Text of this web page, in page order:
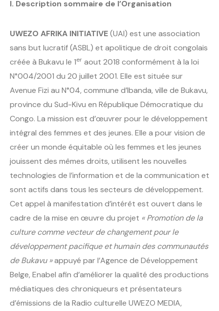
I. Description sommaire de l’Organisation
UWEZO AFRIKA INITIATIVE(UAI) est une association
sans but lucratif (ASBL) et apolitique de droit congolais
créée à Bukavu le 1er aout 2018 conformément à la loi
N°004/2001 du 20 juillet 2001. Elle est située sur
Avenue Fizi au N°04, commune d’Ibanda, ville de Bukavu,
province du Sud-Kivu en République Démocratique du
Congo. La mission est d’œuvrer pour le développement
intégral des femmes et des jeunes. Elle a pour vision de
créer un monde équitable où les femmes et les jeunes
jouissent des mêmes droits, utilisent les nouvelles
technologies de l’information et de la communication et
sont actifs dans tous les secteurs de développement.
Cet appel à manifestation d’intérêt est ouvert dans le
cadre de la mise en œuvre du projet « Promotion de la
culture comme vecteur de changement pour le
développement pacifique et humain des communautés
de Bukavu »appuyé par l’Agence de Développement
Belge, Enabel afin d’améliorer la qualité des productions
médiatiques des chroniqueurs et présentateurs
d’émissions de la Radio culturelle UWEZO MEDIA,